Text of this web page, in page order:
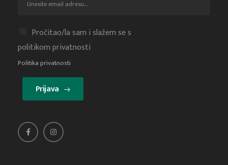
Pročitao/la sam i slažem se s
politikom privatnosti
Politika privatnosti
Prijava